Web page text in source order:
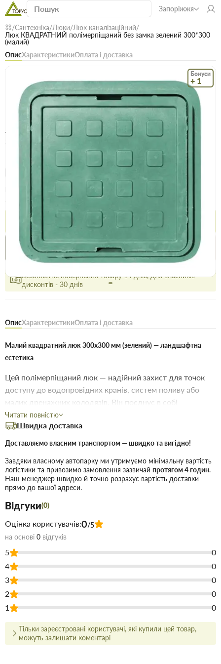
Запоріжжя
Сантехніка Люки Люк каналізаційний
Люк КВАДРАТНИЙ полімерпіщаний без замка зелений 300*300
(малий)
ОписХарактеристикиОплата і доставка
Бонуси
+ 1
В наявності Код: 17917
Люк КВАДРАТНИЙ полімерпіщаний без
замка зелений 300*300 (малий)
Ціна / шт
351.3 грн345.6 грн
Купити
Купити в 1 клік
Знайшли
дешевше
Акції
Вигідно
сьогодні
Безоплатне повернення товару 14 днів, для власників
дисконтів - 30 днів
ОписХарактеристикиОплата і доставка
Малий квадратний люк 300х300 мм (зелений) — ландшафтна
естетика
Цей полімерпіщаний люк — надійний захист для точок
доступу до водопровідних кранів, систем поливу або
малих дренажних колодязів. Він поєднує в собі
практичність та доступну ціну. Відсутність замка робить
доступ до обладнання максимально простим та
швидким, що зручно для сезонного обслуговування.
Ключові особливості:
Компактність:Оптимально для невеликих ніш та вузлів.
Екологічність:Матеріал безпечний, не виділяє
шкідливих речовин.
естетичного вигляду з часом.
Сфера застосування:
Технічні колодязі на приватних ділянках.
Системи автоматичного поливу.
Садові доріжки та зони відпочинку.
Купити Люк КВАДРАТНИЙ полімерпіщаний без замка зелений
300*300 (малий) в Запоріжжі недорого для застосування під час
будівництва або ремонту. У магазині будівельних матеріалів
Торус можна купити за низькою ціною безпосередньо на складі
Читати повністю
Швидка доставка
Доставляємо власним транспортом — швидко та вигідно!
Завдяки власному автопарку ми утримуємо мінімальну вартість
логістики та привозимо замовлення зазвичай протягом 4 годин.
Наш менеджер швидко й точно розрахує вартість доставки
прямо до вашої адреси.
Відгуки(0)
Оцінка користувачів:0/5
на основі 0 відгуків
5
0
4
0
3
0
2
0
1
0
Тільки зареєстровані користувачі, які купили цей товар,
можуть залишати коментарі